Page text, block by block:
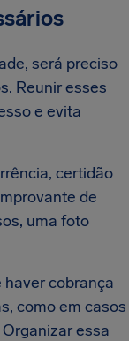
será preciso
Reunir esses
e evita
certidão
de
uma foto
cobrança
como em casos
essa